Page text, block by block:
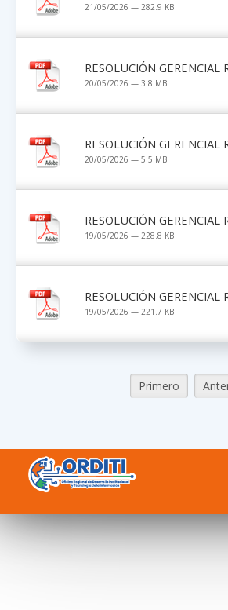
21/05/2026 — 282.9 KB
RESOLUCIÓN
20/05/2026 — 3.8 MB
RESOLUCIÓN
20/05/2026 — 5.5 MB
RESOLUCIÓN
19/05/2026 — 228.8 KB
RESOLUCIÓN
19/05/2026 — 221.7 KB
Primero